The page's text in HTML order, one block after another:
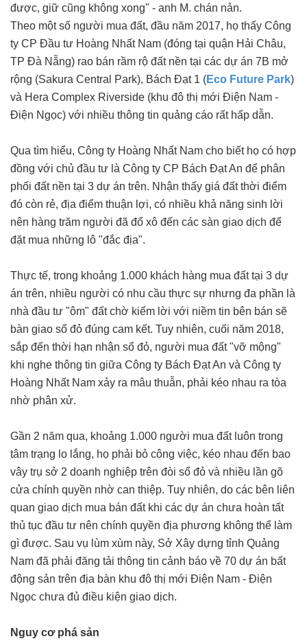
được, giữ cũng không xong" - anh M. chán nản.
Theo một số người mua đất, đầu năm 2017, họ thấy Công
ty CP Đầu tư Hoàng Nhất Nam (đóng tại quận Hải Châu,
TP Đà Nẵng) rao bán rầm rộ đất nền tại các dự án 7B mở
rộng (Sakura Central Park), Bách Đạt 1 (Eco Future Park)
và Hera Complex Riverside (khu đô thị mới Điện Nam -
Điện Ngọc) với nhiều thông tin quảng cáo rất hấp dẫn.
Qua tìm hiểu, Công ty Hoàng Nhất Nam cho biết họ có hợp
đồng với chủ đầu tư là Công ty CP Bách Đạt An để phân
phối đất nền tại 3 dự án trên. Nhận thấy giá đất thời điểm
đó còn rẻ, địa điểm thuận lợi, có nhiều khả năng sinh lời
nên hàng trăm người đã đổ xô đến các sàn giao dịch để
đặt mua những lô "đắc địa".
Thực tế, trong khoảng 1.000 khách hàng mua đất tại 3 dự
án trên, nhiều người có nhu cầu thực sự nhưng đa phần là
nhà đầu tư "ôm" đất chờ kiếm lời với niềm tin bên bán sẽ
bàn giao sổ đỏ đúng cam kết. Tuy nhiên, cuối năm 2018,
sắp đến thời hạn nhận sổ đỏ, người mua đất "vỡ mộng"
khi nghe thông tin giữa Công ty Bách Đạt An và Công ty
Hoàng Nhất Nam xảy ra mâu thuẫn, phải kéo nhau ra tòa
nhờ phân xử.
Gần 2 năm qua, khoảng 1.000 người mua đất luôn trong
tâm trạng lo lắng, họ phải bỏ công việc, kéo nhau đến bao
vây trụ sở 2 doanh nghiệp trên đòi sổ đỏ và nhiều lần gõ
cửa chính quyền nhờ can thiệp. Tuy nhiên, do các bên liên
quan giao dịch mua bán đất khi các dự án chưa hoàn tất
thủ tục đầu tư nên chính quyền địa phương không thể làm
gì được. Sau vụ lùm xùm này, Sở Xây dựng tỉnh Quảng
Nam đã phải đăng tải thông tin cảnh báo về 70 dự án bất
động sản trên địa bàn khu đô thị mới Điện Nam - Điện
Ngọc chưa đủ điều kiện giao dịch.
Nguy cơ phá sản